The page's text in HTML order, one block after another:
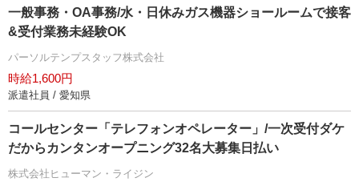
一般事務・OA事務/水・日休みガス機器ショールームで接客
&受付業務未経験OK
パーソルテンプスタッフ株式会社
時給1,600円
派遣社員 / 愛知県
コールセンター「テレフォンオペレーター」/一次受付ダケ
だからカンタンオープニング32名大募集日払い
株式会社ヒューマン・ライジン